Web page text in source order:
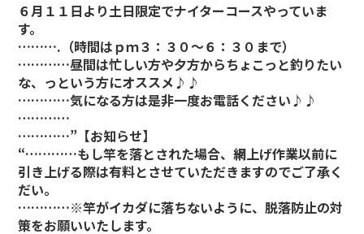
６月１１日より土日限定でナイターコースやっていま
す。
……….（時間はｐｍ３：３０～６：３０まで）
…………昼間は忙しい方や夕方からちょこっと釣りたい
な、っという方にオススメ♪♪
…………気になる方は是非一度お電話ください♪♪
…………
…………” 【お知らせ】
“…………もし竿を落とされた場合、網上げ作業以前に
引き上げる際は有料とさせていただきますのでご了承く
だい。
…………※竿がイカダに落ちないように、脱落防止の対
策をお願いいたします。